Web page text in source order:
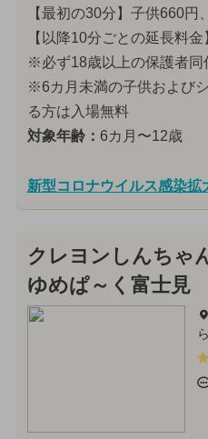
【最初の30分】子供660円
【以降10分ごとの延長料
※必ず18歳以上の保護者同
※6カ月未満の子供および
る方は入場無料
対象年齢： 6カ月〜12歳
新型コロナウイルス感染拡
クレヨンしんちゃ
ゆめぱ～く富士見